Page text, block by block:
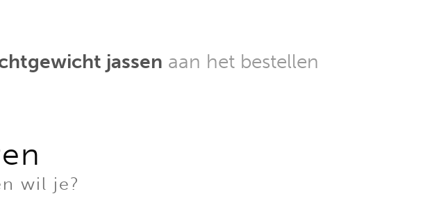
jassen aan het bestellen
wil je?